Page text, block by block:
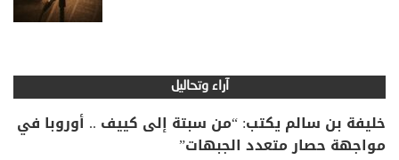
آراء وتحاليل
خليفة بن سالم يكتب: “من سبتة إلى كييف .. أوروبا في
مواجهة حصار متعدد الجبهات”